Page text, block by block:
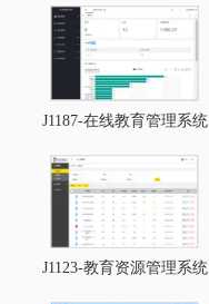
J1187-在线教育管理系统
J1123-教育资源管理系统